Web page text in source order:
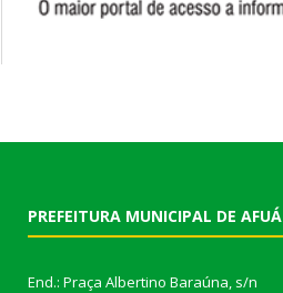
PREFEITURA MUNICIPAL DE AFUÁ
End.: Praça Albertino Baraúna, s/n